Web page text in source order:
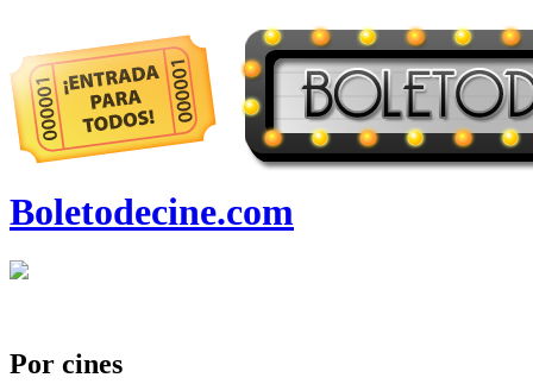
Boletodecine.com
Por cines